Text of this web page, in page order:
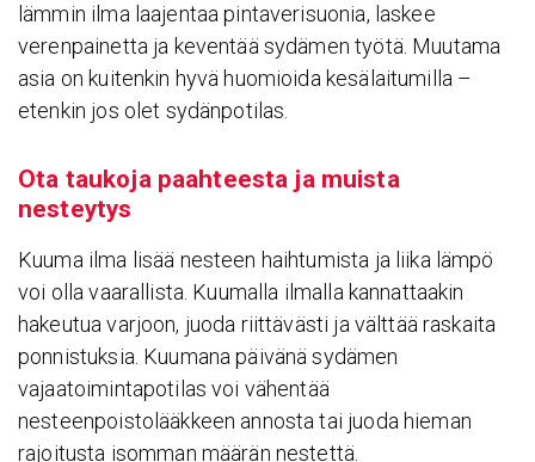
lämmin ilma laajentaa pintaverisuonia, laskee
verenpainetta ja keventää sydämen työtä. Muutama
asia on kuitenkin hyvä huomioida kesälaitumilla –
etenkin jos olet sydänpotilas.
Ota taukoja paah­teesta ja muista
nesteytys
Kuuma ilma lisää nesteen haihtumista ja liika lämpö
voi olla vaarallista. Kuumalla ilmalla kannattaakin
hakeutua varjoon, juoda riittävästi ja välttää raskaita
ponnistuksia. Kuumana päivänä sydämen
vajaatoimintapotilas voi vähentää
nesteenpoistolääkkeen annosta tai juoda hieman
rajoitusta isomman määrän nestettä.